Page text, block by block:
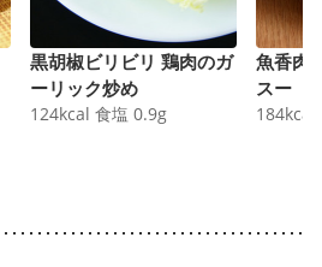
黒胡椒ビリビリ 鶏肉のガ
ーリック炒め
124kcal 食塩 0.9g
魚香肉
スー
184kcal